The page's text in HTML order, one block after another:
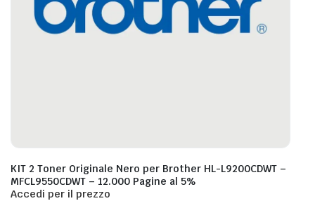
KIT 2 Toner Originale Nero per Brother HL-L9200CDWT –
MFCL9550CDWT – 12.000 Pagine al 5%
Accedi per il prezzo